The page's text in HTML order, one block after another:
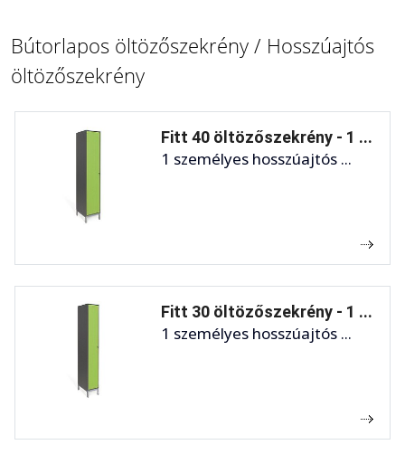
Bútorlapos öltözőszekrény / Hosszúajtós
öltözőszekrény
Fitt 40 öltözőszekrény - 1 ...
1 személyes hosszúajtós ...
Fitt 30 öltözőszekrény - 1 ...
1 személyes hosszúajtós ...